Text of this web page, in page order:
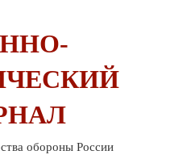
обороны России